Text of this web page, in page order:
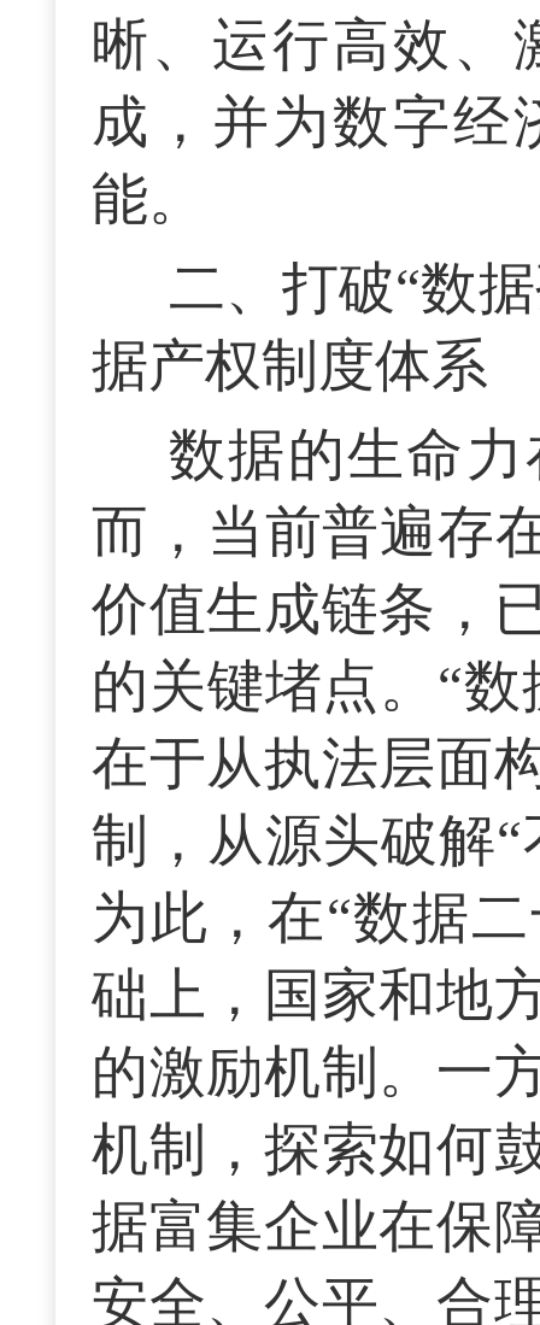
晰、运行高效、
成，并为数字经
能。
二、打破“数
据产权制度体系
数据的生命
而，当前普遍存
价值生成链条，
的关键堵点。“
在于从执法层面
制，从源头破解
为此，在“数据
础上，国家和地
的激励机制。一
机制，探索如何
据富集企业在保
安全、公平、合